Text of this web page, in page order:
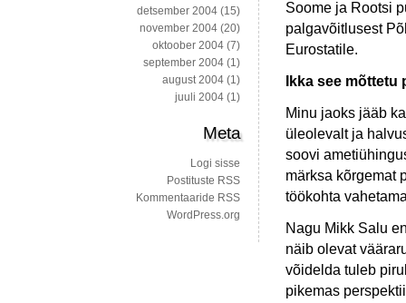
Soome ja Rootsi
palgavõitlusest
Eurostatile.
Ikka see mõttetu
Minu jaoks jääb
üleolevalt ja
soovi
märksa kõrgemat
töökohta
Nagu Mikk Salu
näib olevat
võidelda tuleb
pikemas
detsember 2004 (15)
november 2004 (20)
oktoober 2004 (7)
september 2004 (1)
august 2004 (1)
juuli 2004 (1)
Meta
Logi sisse
Postituste RSS
Kommentaaride RSS
WordPress.org